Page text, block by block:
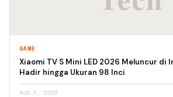
GAME
Xiaomi TV S Mini LED 2026 Meluncur di
Hadir hingga Ukuran 98 Inci
AUG 6, 2026